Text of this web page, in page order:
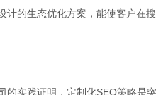
计的生态优化方案，能使客户在
的实践证明，定制化SEO策略是